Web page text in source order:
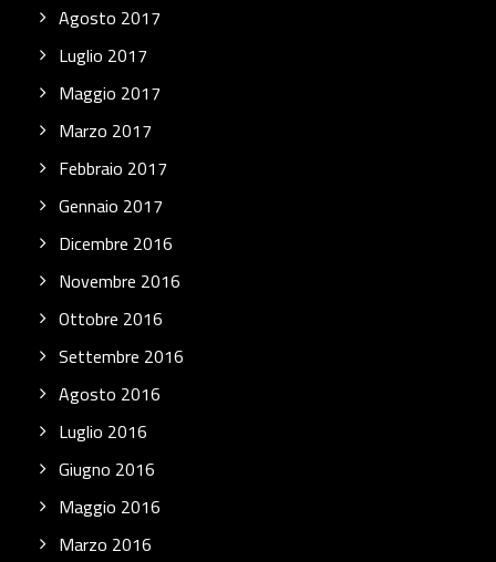
Agosto 2017
Luglio 2017
Maggio 2017
Marzo 2017
Febbraio 2017
Gennaio 2017
Dicembre 2016
Novembre 2016
Ottobre 2016
Settembre 2016
Agosto 2016
Luglio 2016
Giugno 2016
Maggio 2016
Marzo 2016